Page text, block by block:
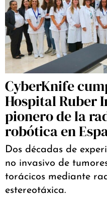
CyberKnife
Hospital Ruber
pionero de la
robótica en
Dos décadas de
no invasivo de
torácicos mediante
estereotáxica.